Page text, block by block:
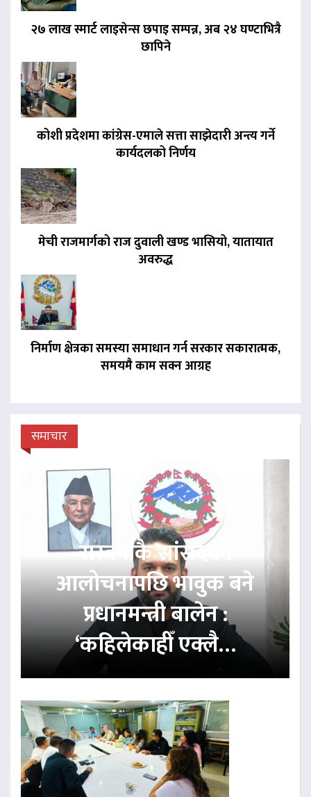
२७ लाख स्मार्ट लाइसेन्स छपाइ सम्पन्न, अब २४ घण्टाभित्रै
छापिने
कोशी प्रदेशमा कांग्रेस-एमाले सत्ता साझेदारी अन्त्य गर्ने
कार्यदलको निर्णय
मेची राजमार्गको राज दुवाली खण्ड भासियो, यातायात
अवरुद्ध
निर्माण क्षेत्रका समस्या समाधान गर्न सरकार सकारात्मक,
समयमै काम सक्न आग्रह
समाचार
रास्वपाकै सांसदको
आलोचनापछि भावुक बने
प्रधानमन्त्री बालेन :
‘कहिलेकाहीँ एक्लै…